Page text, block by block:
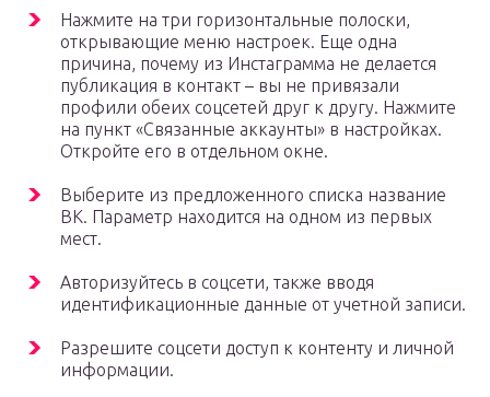
Нажмите на три горизонтальные полоски,
открывающие меню настроек. Еще одна
причина, почему из Инстаграмма не делается
публикация в контакт – вы не привязали
профили обеих соцсетей друг к другу. Нажмите
на пункт «Связанные аккаунты» в настройках.
Откройте его в отдельном окне.
Выберите из предложенного списка название
ВК. Параметр находится на одном из первых
мест.
Авторизуйтесь в соцсети, также вводя
идентификационные данные от учетной записи.
Разрешите соцсети доступ к контенту и личной
информации.